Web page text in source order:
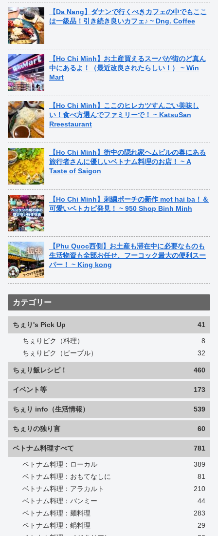
【Da Nang】ダナンで行くべきカフェの中でもここ
は一級品！引き続き良いカフェ♪ ~ Dng. Coffee
【Ho Chi Minh】お土産買えるスーパが街のど真ん
中にあるよ！（最近改良されたらしい！） ~ Win
Mart
【Ho Chi Minh】ここのヒレカツすんごい美味し
い！食べ方選んでファミリーで！ ~ KatsuSan
Rreestaurant
【Ho Chi Minh】街中の隠れ家ヘムビルの奥にある
旅行者さんに優しいベトナム料理のお店！ ~ A
Taste of Saigon
【Ho Chi Minh】刺繍ポーチの新作 mot hai ba！＆
可愛いベトカピ発見！ ~ 950 Shop Binh Minh
【Phu Quoc西側】お土産も滞在中に必要なものも
生活物資も全部お任せ、フーコック最大の便利スー
パー！ ~ King kong
カテゴリー
ちぇり's Pick Up 41
ちぇりピク（料理）
8
ちぇりピク（ピープル）
32
ちぇり飯レシピ！ 460
イベント等 173
ちぇり info（生活情報） 539
ちぇりの独り言 60
ベトナム料理すべて 781
ベトナム料理：ローカル
389
ベトナム料理：おもてなしに
81
ベトナム料理：アラカルト
210
ベトナム料理：バンミー
44
ベトナム料理：麺料理
283
ベトナム料理：鍋料理
29